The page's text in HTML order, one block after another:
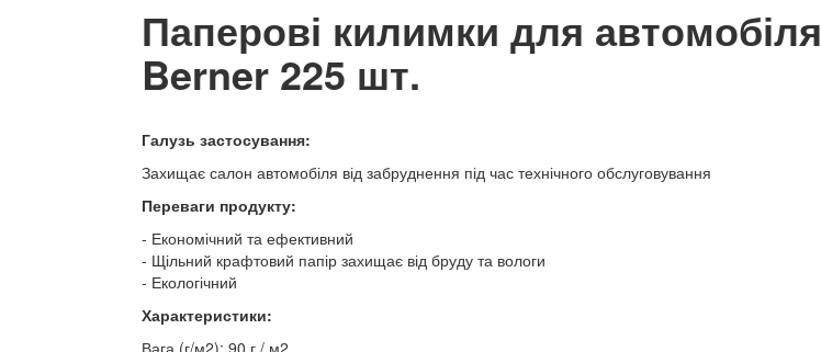
Паперові килимки для автомобіля
Berner 225 шт.
Галузь застосування:
Захищає салон автомобіля від забруднення під час технічного обслуговування
Переваги продукту:
Економічний та ефективний
Щільний крафтовий папір захищає від бруду та вологи
Екологічний
Характеристики:
Вага (г/м2): 90 г / м2